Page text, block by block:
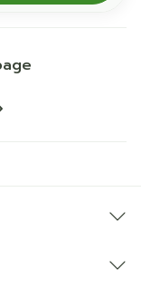
la page